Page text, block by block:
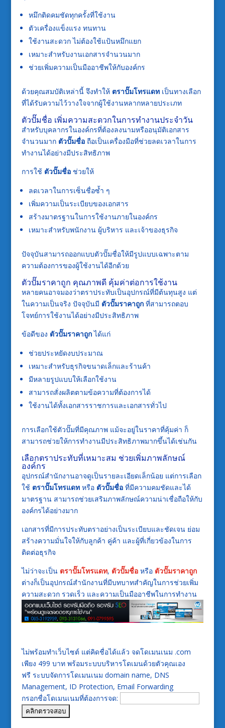
หมึกติดคมชัดทุกครั้งที่ใช้งาน
ตัวเครื่องแข็งแรง ทนทาน
ใช้งานสะดวก ไม่ต้องใช้แป้นหมึกแยก
เหมาะสำหรับงานเอกสารจำนวนมาก
ช่วยเพิ่มความเป็นมืออาชีพให้กับองค์กร
ด้วยคุณสมบัติเหล่านี้ จึงทำให้ ตราปั๊มโทรแดทเป็นทางเลือก
ที่ได้รับความไว้วางใจจากผู้ใช้งานหลากหลายประเภท
ตัวปั๊มชื่อ เพิ่มความสะดวกในการทำงานประจำวัน
สำหรับบุคลากรในองค์กรที่ต้องลงนามหรืออนุมัติเอกสาร
จำนวนมาก ตัวปั๊มชื่อถือเป็นเครื่องมือที่ช่วยลดเวลาในการ
ทำงานได้อย่างมีประสิทธิภาพ
การใช้ ตัวปั๊มชื่อช่วยให้
ลดเวลาในการเซ็นชื่อซ้ำ ๆ
เพิ่มความเป็นระเบียบของเอกสาร
สร้างมาตรฐานในการใช้งานภายในองค์กร
เหมาะสำหรับพนักงาน ผู้บริหาร และเจ้าของธุรกิจ
ปัจจุบันสามารถออกแบบตัวปั๊มชื่อให้มีรูปแบบเฉพาะตาม
ความต้องการของผู้ใช้งานได้อีกด้วย
ตัวปั๊มราคาถูก คุณภาพดี คุ้มค่าต่อการใช้งาน
หลายคนอาจมองว่าตราประทับเป็นอุปกรณ์ที่มีต้นทุนสูง แต่
ในความเป็นจริง ปัจจุบันมี ตัวปั๊มราคาถูกที่สามารถตอบ
โจทย์การใช้งานได้อย่างมีประสิทธิภาพ
ข้อดีของ ตัวปั๊มราคาถูกได้แก่
ช่วยประหยัดงบประมาณ
เหมาะสำหรับธุรกิจขนาดเล็กและร้านค้า
มีหลายรูปแบบให้เลือกใช้งาน
สามารถสั่งผลิตตามข้อความที่ต้องการได้
ใช้งานได้ทั้งเอกสารราชการและเอกสารทั่วไป
การเลือกใช้ตัวปั๊มที่มีคุณภาพ แม้จะอยู่ในราคาที่คุ้มค่า ก็
สามารถช่วยให้การทำงานมีประสิทธิภาพมากขึ้นได้เช่นกัน
เลือกตราประทับที่เหมาะสม ช่วยเพิ่มภาพลักษณ์
องค์กร
อุปกรณ์สำนักงานอาจดูเป็นรายละเอียดเล็กน้อย แต่การเลือก
ใช้ ตราปั๊มโทรแดทหรือ ตัวปั๊มชื่อที่มีความคมชัดและได้
มาตรฐาน สามารถช่วยเสริมภาพลักษณ์ความน่าเชื่อถือให้กับ
องค์กรได้อย่างมาก
เอกสารที่มีการประทับตราอย่างเป็นระเบียบและชัดเจน ย่อม
สร้างความมั่นใจให้กับลูกค้า คู่ค้า และผู้ที่เกี่ยวข้องในการ
ติดต่อธุรกิจ
ไม่ว่าจะเป็น ตราปั๊มโทรแดท, ตัวปั๊มชื่อหรือ ตัวปั๊มราคาถูก
ต่างก็เป็นอุปกรณ์สำนักงานที่มีบทบาทสำคัญในการช่วยเพิ่ม
ความสะดวก รวดเร็ว และความเป็นมืออาชีพในการทำงาน
ไม่พร้อมทำเว็บไซต์ แต่คิดชื่อได้แล้ว จดโดเมนเนม .com
เพียง 499 บาท พร้อมระบบบริหารโดเมนด้วยตัวคุณเอง
ฟรี ระบบจัดการโดเมนเนม domain name, DNS
Management, ID Protection, Email Forwarding
กรอกชื่อโดเมนเนมที่ต้องการจด: